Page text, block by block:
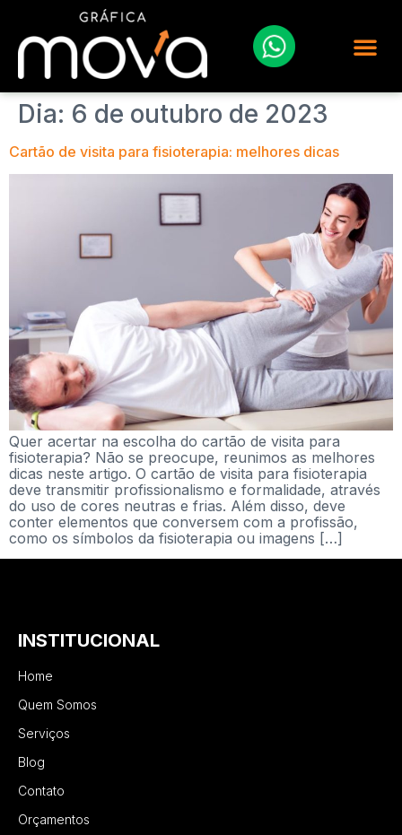
Dia: 6 de outubro de 2023
Cartão de visita para fisioterapia: melhores dicas
Quer acertar na escolha do cartão de visita para
fisioterapia? Não se preocupe, reunimos as melhores
dicas neste artigo. O cartão de visita para fisioterapia
deve transmitir profissionalismo e formalidade, através
do uso de cores neutras e frias. Além disso, deve
conter elementos que conversem com a profissão,
como os símbolos da fisioterapia ou imagens […]
INSTITUCIONAL
Home
Quem Somos
Serviços
Blog
Contato
Orçamentos